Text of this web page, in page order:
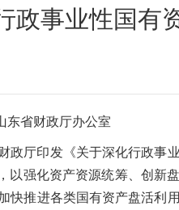
政事业性国有
省财政厅办公室
厅印发《关于深化行政事
以强化资产资源统筹、创新
快推进各类国有资产盘活利